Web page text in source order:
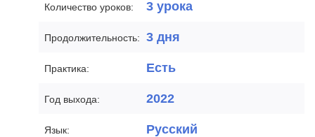
Количество уроков: 3 урока
Продолжительность: 3 дня
Практика: Есть
Год выхода: 2022
Язык: Русский